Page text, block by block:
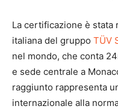
La certificazione è stata
italiana del gruppo TÜV
nel mondo, che conta
e sede centrale a
raggiunto rappresenta
internazionale alla